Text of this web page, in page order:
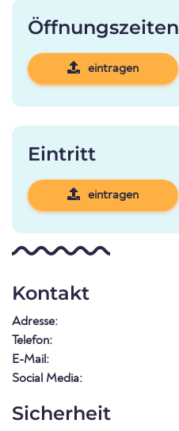
Öffnungszeiten
eintragen
Eintritt
eintragen
Kontakt
Adresse:
Telefon:
E-Mail:
Social Media:
Sicherheit